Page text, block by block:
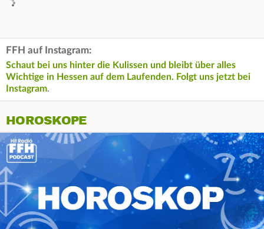
FFH auf Instagram:
Schaut bei uns hinter die Kulissen und bleibt über alles
Wichtige in Hessen auf dem Laufenden. Folgt uns jetzt bei
Instagram.
HOROSKOPE